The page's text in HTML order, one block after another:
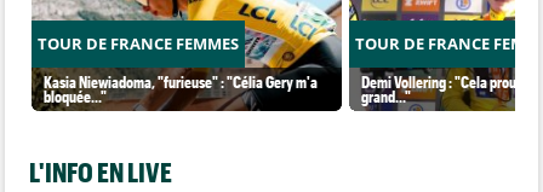
TOUR DE FRANCE FEMMES
Kasia Niewiadoma, "furieuse" : "Célia Gery m'a
bloquée..."
TOUR DE FRANCE
Demi Vollering : "Cela prouve
grand..."
L'INFO EN LIVE